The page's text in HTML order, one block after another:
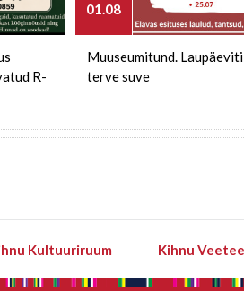
R-
01.08
Muuseumitund. Laupäeviti
terve suve
Kultuuriruum Kihnu